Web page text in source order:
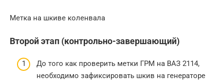
Метка на шкиве коленвала
Второй этап (контрольно-завершающий)
До того как проверить метки ГРМ на ВАЗ 2114,
необходимо зафиксировать шкив на генераторе